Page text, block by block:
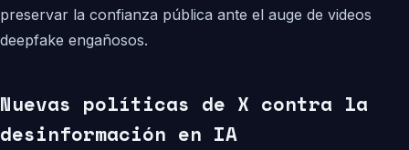
preservar la confianza pública ante el auge de videos
deepfake engañosos.
Nuevas políticas de X contra la
desinformación en IA